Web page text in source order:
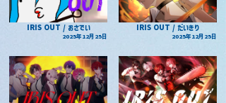
IRIS OUT / おさでい
2025年12月25日
IRIS OUT / だいきり
2025年12月25日